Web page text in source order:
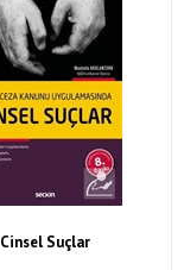
Cinsel Suçlar